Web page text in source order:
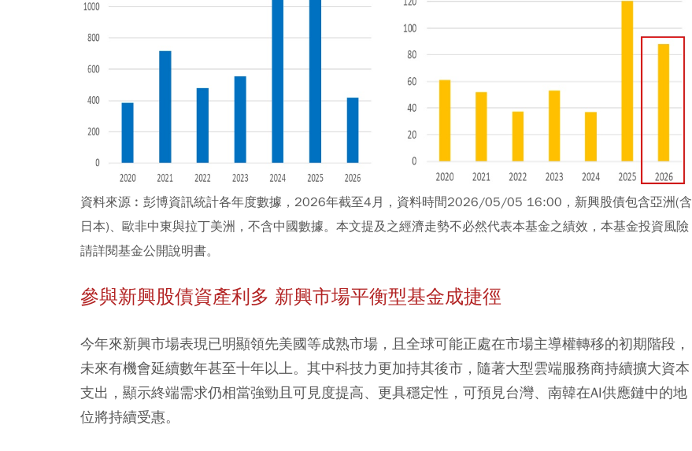
資料來源︰彭博資訊統計各年度數據，2026年截至4月，資料時間2026/05/05 16:00，新興股債包含亞洲(含
日本)、歐非中東與拉丁美洲，不含中國數據。 本文提及之經濟走勢不必然代表本基金之績效，本基金投資風險
請詳閱基金公開說明書。
參與新興股債資產利多 新興市場平衡型基金成捷徑
今年來新興市場表現已明顯領先美國等成熟市場，且全球可能正處在市場主導權轉移的初期階段，
未來有機會延續數年甚至十年以上。其中科技力更加持其後市，隨著大型雲端服務商持續擴大資本
支出，顯示終端需求仍相當強勁且可見度提高、更具穩定性，可預見台灣、南韓在AI供應鏈中的地
位將持續受惠。